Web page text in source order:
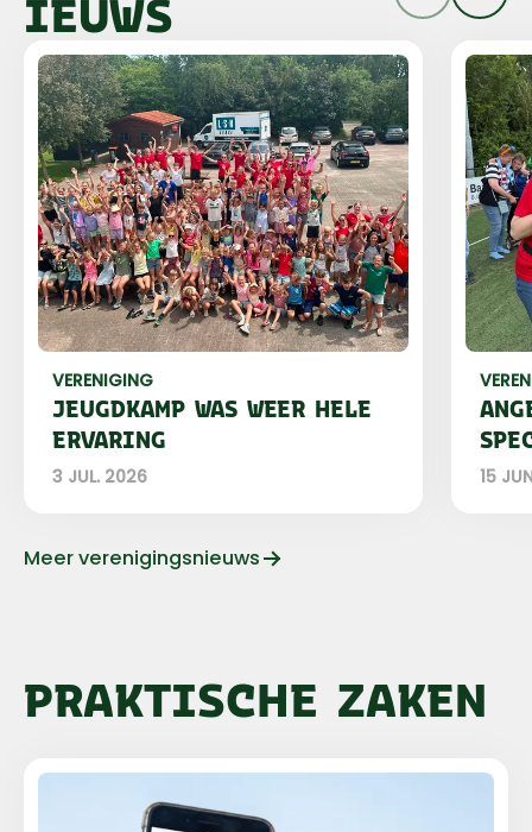
IEUWS
VERENIGING
JEUGDKAMP WAS WEER HELE
ERVARING
3 JUL. 2026 15
Meer verenigingsnieuws
PRAKTISCHE ZAKEN